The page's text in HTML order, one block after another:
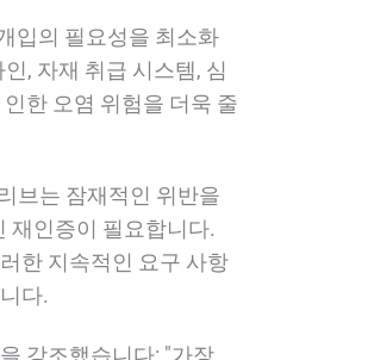
입의 필요성을 최소화
, 자재 취급 시스템, 심
한 오염 위험을 더욱 줄
브는 잠재적인 위반을
재인증이 필요합니다.
한 지속적인 요구 사항
다.
강조했습니다: "가장